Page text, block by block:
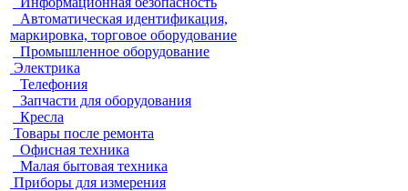
Автоматическая идентификация,
маркировка, торговое оборудование
Промышленное оборудование
Электрика
Телефония
Запчасти для оборудования
Кресла
Товары после ремонта
Офисная техника
Малая бытовая техника
Приборы для измерения